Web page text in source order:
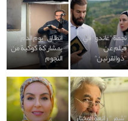
نجمة "غاندو" في
فيلم عن
"ذوالقرنين"
انطلاق "يوم الدم"
بمشاركة كوكبة من
النجوم